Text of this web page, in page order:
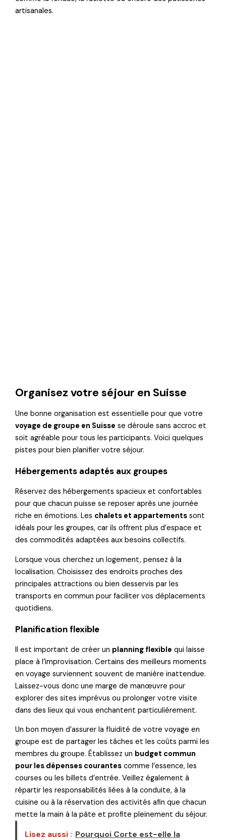
artisanales.
Organisez votre séjour en Suisse
Une bonne organisation est essentielle pour que votre
voyage de groupe en Suisse se déroule sans accroc et
soit agréable pour tous les participants. Voici quelques
pistes pour bien planifier votre séjour.
Hébergements adaptés aux groupes
Réservez des hébergements spacieux et confortables
pour que chacun puisse se reposer après une journée
riche en émotions. Les chalets et appartements sont
idéals pour les groupes, car ils offrent plus d’espace et
des commodités adaptées aux besoins collectifs.
Lorsque vous cherchez un logement, pensez à la
localisation. Choisissez des endroits proches des
principales attractions ou bien desservis par les
transports en commun pour faciliter vos déplacements
quotidiens.
Planification flexible
Il est important de créer un planning flexible qui laisse
place à l’improvisation. Certains des meilleurs moments
en voyage surviennent souvent de manière inattendue.
Laissez-vous donc une marge de manœuvre pour
explorer des sites imprévus ou prolonger votre visite
dans des lieux qui vous enchantent particulièrement.
Un bon moyen d’assurer la fluidité de votre voyage en
groupe est de partager les tâches et les coûts parmi les
membres du groupe. Établissez un budget commun
pour les dépenses courantes comme l’essence, les
courses ou les billets d’entrée. Veillez également à
répartir les responsabilités liées à la conduite, à la
cuisine ou à la réservation des activités afin que chacun
mette la main à la pâte et profite pleinement du séjour.
Lisez aussi : Pourquoi Corte est-elle la